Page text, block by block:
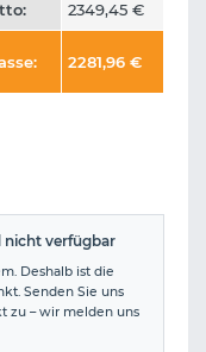
2349,45 €
2281,96 €
nicht verfügbar
Deshalb ist die
Senden Sie uns
zu – wir melden uns